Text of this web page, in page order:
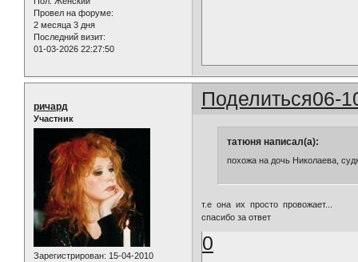
Провел на форуме:
2 месяца 3 дня
Последний визит:
01-03-2026 22:27:50
Поделиться06-
ричард
Участник
Зарегистрирован: 15-04-2010
татюня написал(а):
похожа на дочь Николаева,
т.е она их просто провожает...
спасибо за ответ
0